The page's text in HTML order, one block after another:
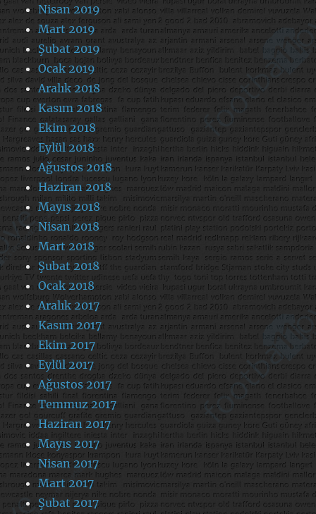
Nisan 2019
Mart 2019
Şubat 2019
Ocak 2019
Aralık 2018
Kasım 2018
Ekim 2018
Eylül 2018
Ağustos 2018
Haziran 2018
Mayıs 2018
Nisan 2018
Mart 2018
Şubat 2018
Ocak 2018
Aralık 2017
Kasım 2017
Ekim 2017
Eylül 2017
Ağustos 2017
Temmuz 2017
Haziran 2017
Mayıs 2017
Nisan 2017
Mart 2017
Şubat 2017